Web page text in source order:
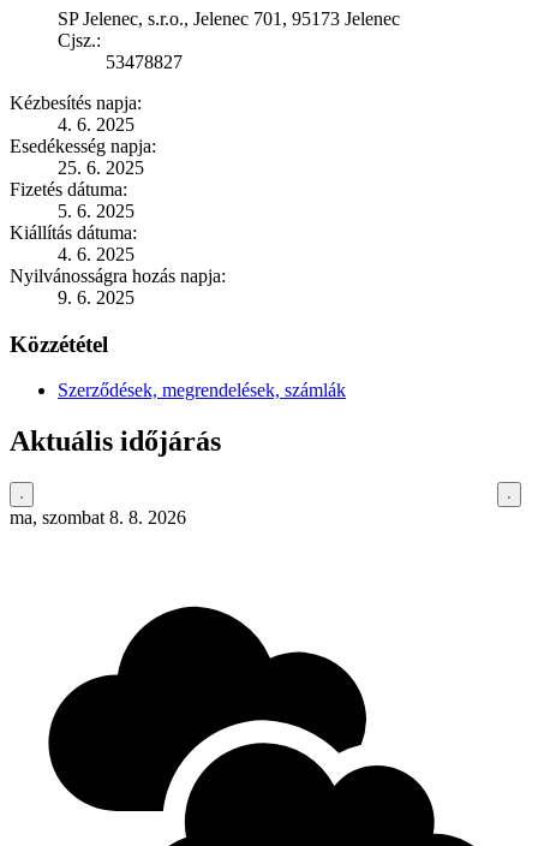
SP Jelenec, s.r.o., Jelenec 701, 95173 Jelenec
Cjsz.:
53478827
Kézbesítés napja:
4. 6. 2025
Esedékesség napja:
25. 6. 2025
Fizetés dátuma:
5. 6. 2025
Kiállítás dátuma:
4. 6. 2025
Nyilvánosságra hozás napja:
9. 6. 2025
Közzététel
Szerződések, megrendelések, számlák
Aktuális időjárás
ma, szombat 8. 8. 2026